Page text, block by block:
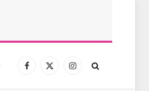
Facebook
X
Instagram